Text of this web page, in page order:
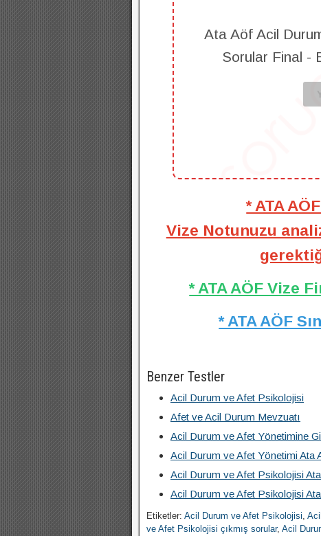
Ata Aöf Acil
Sorular Final -
* ATA
Vize Notunuzu
* ATA AÖF Vize
* ATA AÖF
Benzer Testler
Acil Durum ve Afet Psikolojisi
Afet ve Acil Durum Mevzuatı
Acil Durum ve Afet Yönetimine
Acil Durum ve Afet Yönetimi Ata
Acil Durum ve Afet Psikolojisi
Acil Durum ve Afet Psikolojisi
Etiketler: Acil Durum ve Afet Psikolojisi,
ve Afet Psikolojisi çıkmış sorular, Acil